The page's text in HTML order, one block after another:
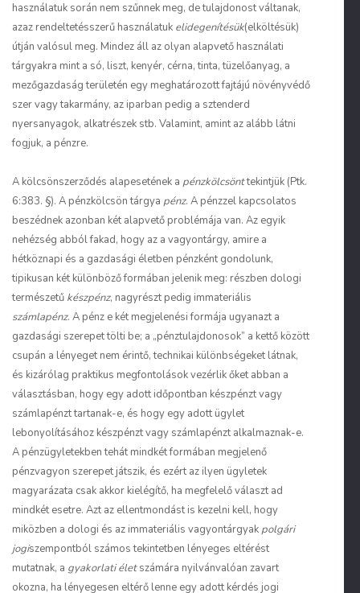
használatuk során nem szűnnek meg, de tulajdonost váltanak,
azaz rendeltetésszerű használatuk elidegenítésük(elköltésük)
útján valósul meg. Mindez áll az olyan alapvető használati
tárgyakra mint a só, liszt, kenyér, cérna, tinta, tüzelőanyag, a
mezőgazdaság területén egy meghatározott fajtájú növényvédő
szer vagy takarmány, az iparban pedig a sztenderd
nyersanyagok, alkatrészek stb. Valamint, amint az alább látni
fogjuk, a pénzre.
A kölcsönszerződés alapesetének a pénzkölcsönttekintjük (Ptk.
6:383. §). A pénzkölcsön tárgya pénz. A pénzzel kapcsolatos
beszédnek azonban két alapvető problémája van. Az egyik
nehézség abból fakad, hogy az a vagyontárgy, amire a
hétköznapi és a gazdasági életben pénzként gondolunk,
tipikusan két különböző formában jelenik meg: részben dologi
természetű készpénz, nagyrészt pedig immateriális
számlapénz. A pénz e két megjelenési formája ugyanazt a
gazdasági szerepet tölti be; a „pénztulajdonosok” a kettő között
csupán a lényeget nem érintő, technikai különbségeket látnak,
és kizárólag praktikus megfontolások vezérlik őket abban a
választásban, hogy egy adott időpontban készpénzt vagy
számlapénzt tartanak-e, és hogy egy adott ügylet
lebonyolításához készpénzt vagy számlapénzt alkalmaznak-e.
A pénzügyletekben tehát mindkét formában megjelenő
pénzvagyon szerepet játszik, és ezért az ilyen ügyletek
magyarázata csak akkor kielégítő, ha megfelelő választ ad
mindkét esetre. Azt az ellentmondást is kezelni kell, hogy
miközben a dologi és az immateriális vagyontárgyak polgári
jogiszempontból számos tekintetben lényeges eltérést
mutatnak, a gyakorlati életszámára nyilvánvalóan zavart
okozna, ha lényegesen eltérő lenne egy adott kérdés jogi